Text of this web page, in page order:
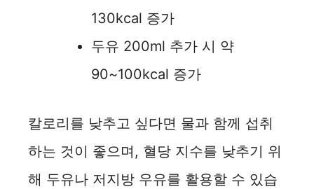
130kcal 증가
두유 200ml 추가 시 약
90~100kcal 증가
칼로리를 낮추고 싶다면 물과 함께 섭취
하는 것이 좋으며, 혈당 지수를 낮추기 위
해 두유나 저지방 우유를 활용할 수 있습